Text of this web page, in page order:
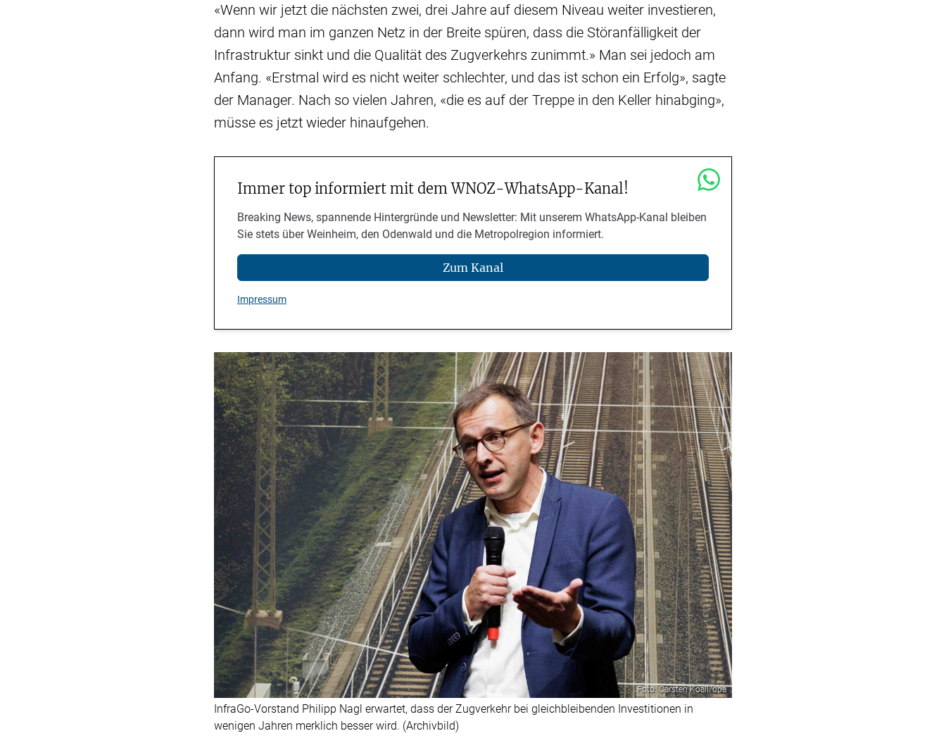
«Wenn wir jetzt die nächsten zwei, drei Jahre auf diesem Niveau weiter investieren,
dann wird man im ganzen Netz in der Breite spüren, dass die Störanfälligkeit der
Infrastruktur sinkt und die Qualität des Zugverkehrs zunimmt.» Man sei jedoch am
Anfang. «Erstmal wird es nicht weiter schlechter, und das ist schon ein Erfolg», sagte
der Manager. Nach so vielen Jahren, «die es auf der Treppe in den Keller hinabging»,
müsse es jetzt wieder hinaufgehen.
Immer top informiert mit dem WNOZ-WhatsApp-Kanal!
Breaking News, spannende Hintergründe und Newsletter: Mit unserem WhatsApp-Kanal bleiben
Sie stets über Weinheim, den Odenwald und die Metropolregion informiert.
Zum Kanal
Impressum
Foto: Carsten Koall/dpa
InfraGo-Vorstand Philipp Nagl erwartet, dass der Zugverkehr bei gleichbleibenden Investitionen in
wenigen Jahren merklich besser wird. (Archivbild)